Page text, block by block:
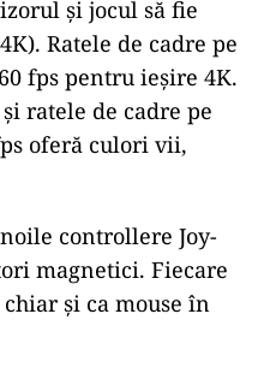
și jocul să fie
Ratele de cadre pe
fps pentru ieșire 4K.
ratele de cadre pe
oferă culori vii,
controllere Joy-
magnetici. Fiecare
și ca mouse în